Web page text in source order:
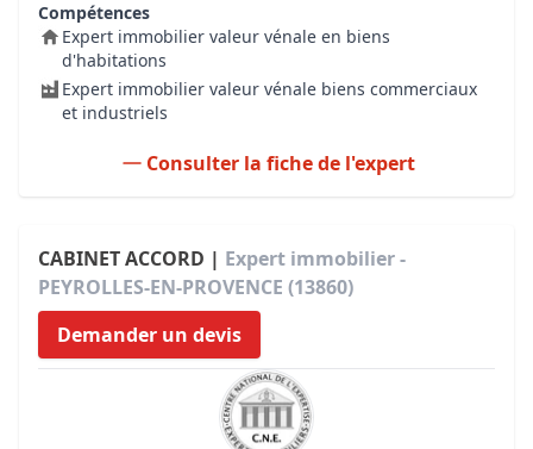
Compétences
Expert immobilier valeur vénale en biens
d'habitations
Expert immobilier valeur vénale biens commerciaux
et industriels
Consulter la fiche de l'expert
CABINET ACCORD | Expert immobilier -
PEYROLLES-EN-PROVENCE (13860)
Demander un devis